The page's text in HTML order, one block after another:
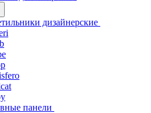
дизайнерские
панели